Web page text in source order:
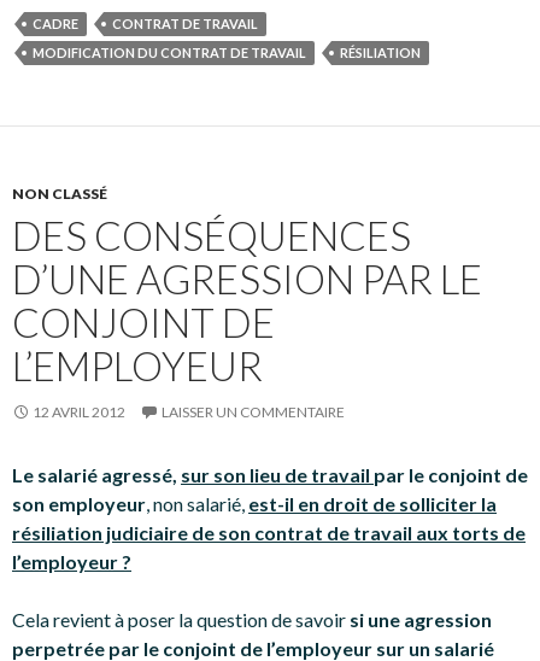
CADRE
CONTRAT DE TRAVAIL
MODIFICATION DU CONTRAT DE TRAVAIL
RÉSILIATION
NON CLASSÉ
DES CONSÉQUENCES
D’UNE AGRESSION PAR LE
CONJOINT DE
L’EMPLOYEUR
12 AVRIL 2012 LAISSER UN COMMENTAIRE
Le salarié agressé, sur son lieu de travail par le conjoint de
son employeur, non salarié, est-il en droit de solliciter la
résiliation judiciaire de son contrat de travail aux torts de
l’employeur ?
Cela revient à poser la question de savoir si une agression
perpetrée par le conjoint de l’employeur sur un salarié